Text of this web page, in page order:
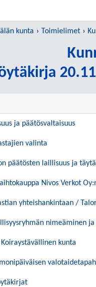
kunta Toimielimet
ja päätösvaltaisuus
valinta
päätösten laillisuus ja
Nivos Verkot
yhteishankintaan /
nimeäminen
kunta